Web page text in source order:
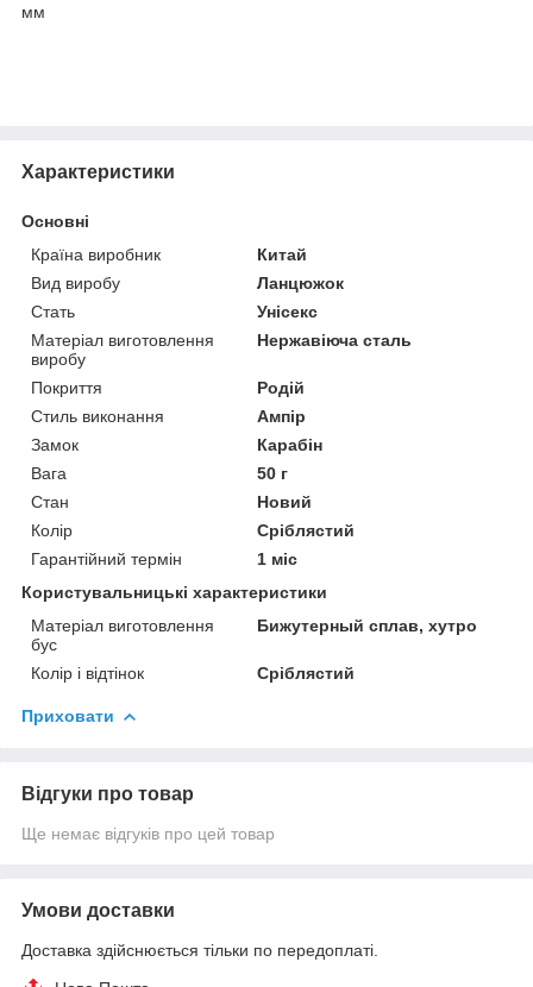
мм
Характеристики
Основні
Країна виробник
Китай
Вид виробу
Ланцюжок
Стать
Унісекс
Матеріал виготовлення
виробу
Нержавіюча сталь
Покриття
Родій
Стиль виконання
Ампір
Замок
Карабін
Вага
50 г
Стан
Новий
Колір
Сріблястий
Гарантійний термін
1 міс
Користувальницькі характеристики
Матеріал виготовлення
бус
Бижутерный сплав, хутро
Колір і відтінок Сріблястий
Приховати
Відгуки про товар
Ще немає відгуків про цей товар
Умови доставки
Доставка здійснюється тільки по передоплаті.